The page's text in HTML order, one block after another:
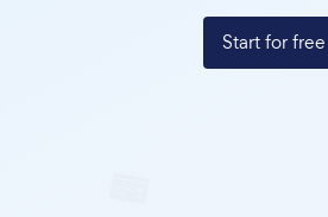
Start for free